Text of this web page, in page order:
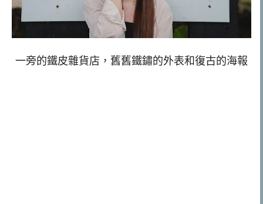
一旁的鐵皮雜貨店，舊舊鐵鏽的外表和復古的海報